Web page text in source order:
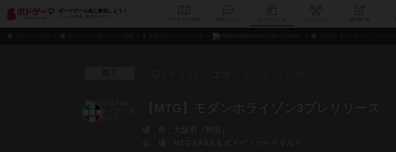
ボードゲーム会に参加しよう！
イベント作成・参加サービス
データベース 新着レビュー コミュニティ
【MTG】モダンホライゾン3プレリリース
場 所：
大阪府（野田）
会 場：
MTG＆FAB＆ボドゲ／カードギルド